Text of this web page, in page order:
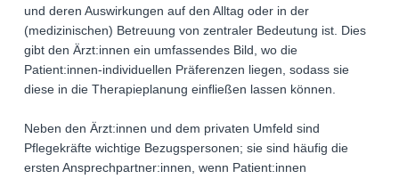
und deren Auswirkungen auf den Alltag oder in der
(medizinischen) Betreuung von zentraler Bedeutung ist. Dies
gibt den Ärzt:innen ein umfassendes Bild, wo die
Patient:innen-individuellen Präferenzen liegen, sodass sie
diese in die Therapieplanung einfließen lassen können.
Neben den Ärzt:innen und dem privaten Umfeld sind
Pflegekräfte wichtige Bezugspersonen; sie sind häufig die
ersten Ansprechpartner:innen, wenn Patient:innen